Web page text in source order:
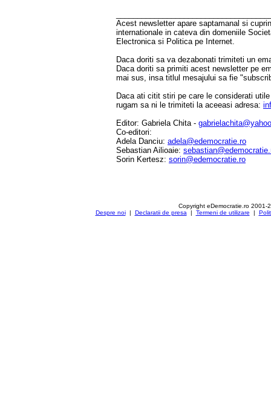
Acest newsletter apare saptamanal si
internationale in cateva din domeniile
Electronica si Politica pe Internet.
Daca doriti sa va dezabonati trimiteti un
Daca doriti sa primiti acest newsletter pe
mai sus, insa titlul mesajului sa fie
Daca ati citit stiri pe care le considerati
rugam sa ni le trimiteti la aceeasi adresa:
Editor: Gabriela Chita -
Co-editori:
Adela Danciu: adela@edemocratie.ro
Sebastian Ailioaie:
Sorin Kertesz: sorin@edemocratie.ro
Copyright eDemocratie.ro 2001-
Despre noi| Declaratii de presa | Termeni de utilizare |